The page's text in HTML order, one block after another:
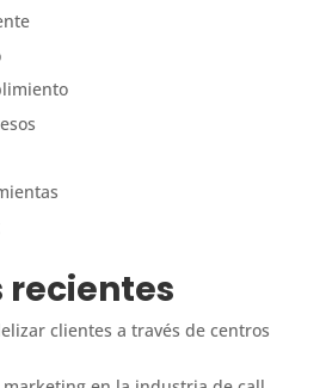
recientes
clientes a través de centros